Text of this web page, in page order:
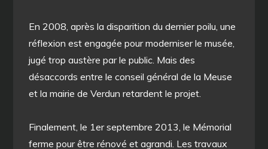
En 2008, après la disparition du dernier poilu, une
réflexion est engagée pour moderniser le musée,
jugé trop austère par le public. Mais des
désaccords entre le conseil général de la Meuse
et la mairie de Verdun retardent le projet.
Finalement, le 1er septembre 2013, le Mémorial
ferme pour être rénové et agrandi. Les travaux